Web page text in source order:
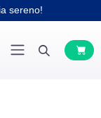
sereno!